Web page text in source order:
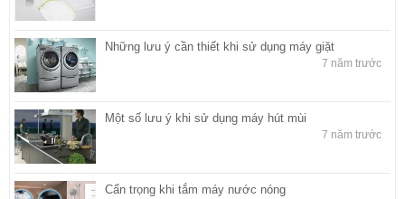
Những lưu ý cần thiết khi sử dụng máy giặt
7 năm trước
Một số lưu ý khi sử dụng máy hút mùi
7 năm trước
Cẩn trọng khi tắm máy nước nóng